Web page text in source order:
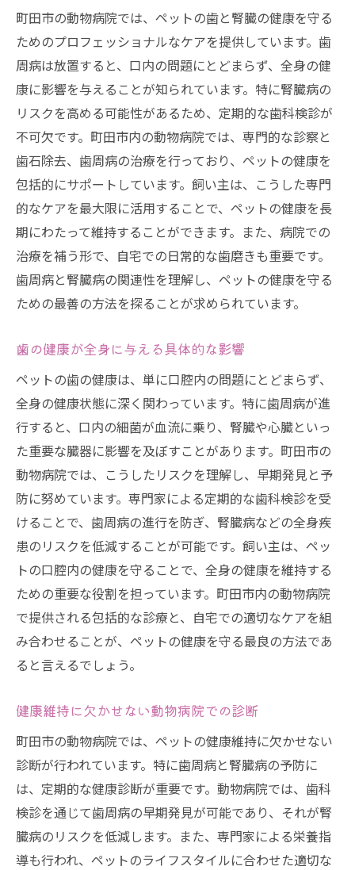
町田市の動物病院では、ペットの歯と腎臓の健康を守る
ためのプロフェッショナルなケアを提供しています。歯
周病は放置すると、口内の問題にとどまらず、全身の健
康に影響を与えることが知られています。特に腎臓病の
リスクを高める可能性があるため、定期的な歯科検診が
不可欠です。町田市内の動物病院では、専門的な診察と
歯石除去、歯周病の治療を行っており、ペットの健康を
包括的にサポートしています。飼い主は、こうした専門
的なケアを最大限に活用することで、ペットの健康を長
期にわたって維持することができます。また、病院での
治療を補う形で、自宅での日常的な歯磨きも重要です。
歯周病と腎臓病の関連性を理解し、ペットの健康を守る
ための最善の方法を探ることが求められています。
歯の健康が全身に与える具体的な影響
ペットの歯の健康は、単に口腔内の問題にとどまらず、
全身の健康状態に深く関わっています。特に歯周病が進
行すると、口内の細菌が血流に乗り、腎臓や心臓といっ
た重要な臓器に影響を及ぼすことがあります。町田市の
動物病院では、こうしたリスクを理解し、早期発見と予
防に努めています。専門家による定期的な歯科検診を受
けることで、歯周病の進行を防ぎ、腎臓病などの全身疾
患のリスクを低減することが可能です。飼い主は、ペッ
トの口腔内の健康を守ることで、全身の健康を維持する
ための重要な役割を担っています。町田市内の動物病院
で提供される包括的な診療と、自宅での適切なケアを組
み合わせることが、ペットの健康を守る最良の方法であ
ると言えるでしょう。
健康維持に欠かせない動物病院での診断
町田市の動物病院では、ペットの健康維持に欠かせない
診断が行われています。特に歯周病と腎臓病の予防に
は、定期的な健康診断が重要です。動物病院では、歯科
検診を通じて歯周病の早期発見が可能であり、それが腎
臓病のリスクを低減します。また、専門家による栄養指
導も行われ、ペットのライフスタイルに合わせた適切な